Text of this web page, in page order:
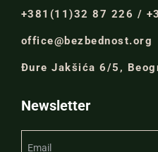
+381(11)32 87 226 /
office@bezbednost.org
Đure Jakšića 6/5,
Newsletter